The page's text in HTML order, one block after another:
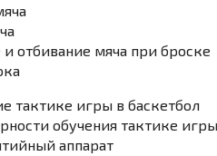
отбивание мяча при броске
тактике игры в баскетбол
обучения тактике
аппарат